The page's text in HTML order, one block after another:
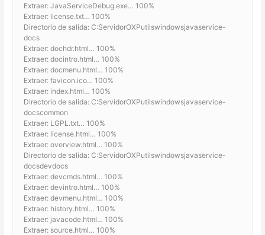
Extraer: JavaServiceDebug.exe… 100%
Extraer: license.txt… 100%
Directorio de salida: C:ServidorOXPutilswindowsjavaservice-
docs
Extraer: dochdr.html… 100%
Extraer: docintro.html… 100%
Extraer: docmenu.html… 100%
Extraer: favicon.ico… 100%
Extraer: index.html… 100%
Directorio de salida: C:ServidorOXPutilswindowsjavaservice-
docscommon
Extraer: LGPL.txt… 100%
Extraer: license.html… 100%
Extraer: overview.html… 100%
Directorio de salida: C:ServidorOXPutilswindowsjavaservice-
docsdevdocs
Extraer: devcmds.html… 100%
Extraer: devintro.html… 100%
Extraer: devmenu.html… 100%
Extraer: history.html… 100%
Extraer: javacode.html… 100%
Extraer: source.html… 100%